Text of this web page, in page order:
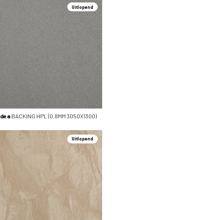
Uitlopend
BACKING HPL (0,8MM 3050X1300)
Uitlopend